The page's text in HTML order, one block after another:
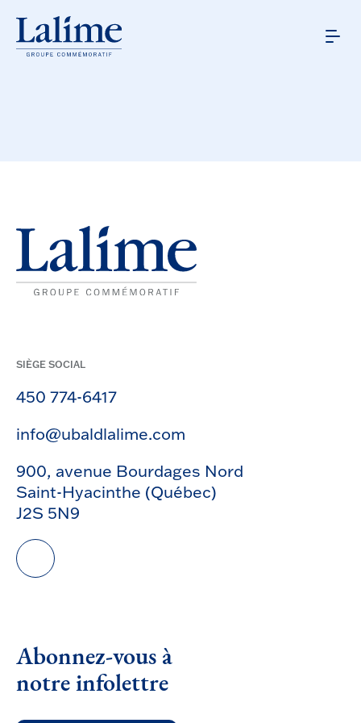
SIÈGE SOCIAL
450 774-6417
info@ubaldlalime.com
900, avenue Bourdages Nord
Saint-Hyacinthe (Québec)
J2S 5N9
Abonnez-vous à
notre infolettre